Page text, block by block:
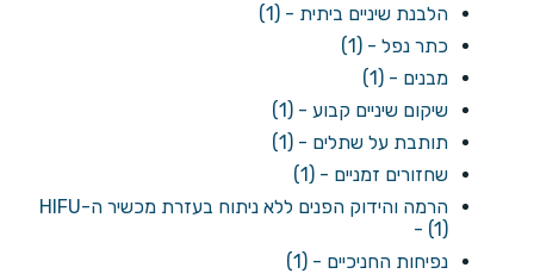
הלבנת שיניים ביתית - (1)
כתר נפל - (1)
מבנים - (1)
שיקום שיניים קבוע - (1)
תותבת על שתלים - (1)
שחזורים זמניים - (1)
הרמה והידוק הפנים ללא ניתוח בעזרת מכשיר ה-HIFU
- (1)
נפיחות החניכיים - (1)